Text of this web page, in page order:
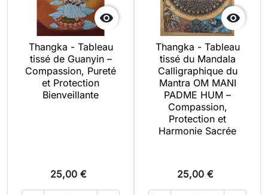

Thangka - Tableau
tissé de Guanyin –
Compassion, Pureté
et Protection
Bienveillante
25,00 €

Thangka - Tableau
tissé du Mandala
Calligraphique du
Mantra OM MANI
PADME HUM –
Compassion,
Protection et
Harmonie Sacrée
25,00 €